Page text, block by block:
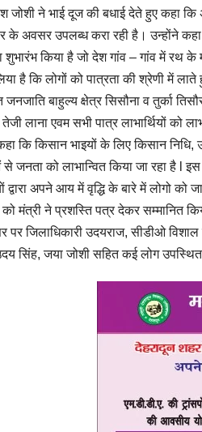
जोशी ने भाई दूज की बधाई देते हुए कहा
के अवसर उपलब्ध करा रही है। उन्होंने
शुभारंभ किया है जो देश गांव – गांव में रथ के
है कि लोगों को पात्रता की श्रेणी में
बाहुल्य क्षेत्र सिसौना व तुर्का
लाना एवम सभी पात्र लाभार्थियों को
कि किसान भाइयों के लिए किसान
जनता को लाभान्वित किया जा रहा है l
द्वारा अपने आय में वृद्धि के बारे में लोगो
मंत्री ने प्रशस्ति पत्र देकर सम्मानित
पर जिलाधिकारी उदयराज, सीडीओ
सिंह, जया जोशी सहित कई लोग